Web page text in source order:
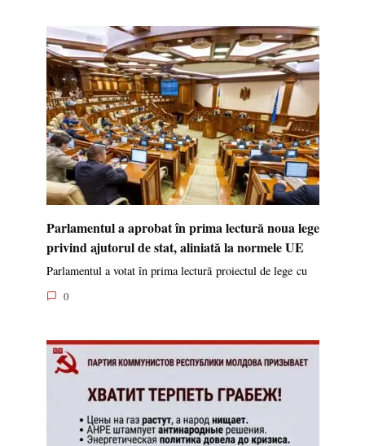
Parlamentul a aprobat în prima lectură noua lege
privind ajutorul de stat, aliniată la normele UE
Parlamentul a votat în prima lectură proiectul de lege cu
0